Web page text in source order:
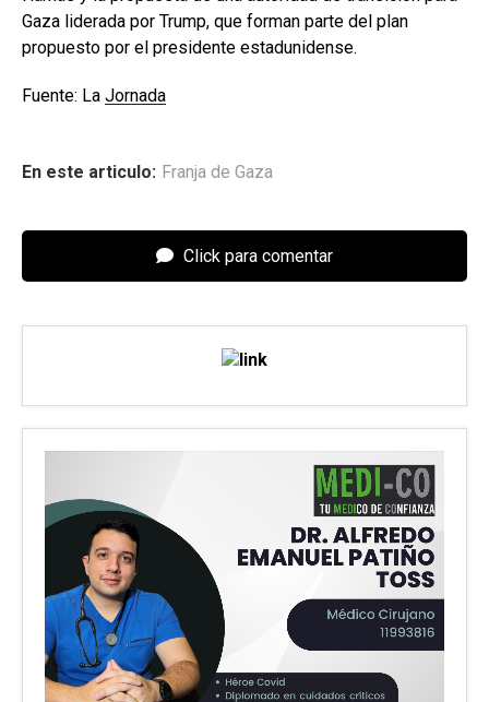
Gaza liderada por Trump, que forman parte del plan
propuesto por el presidente estadunidense.
Fuente: La Jornada
En este articulo: Franja de Gaza
Click para comentar